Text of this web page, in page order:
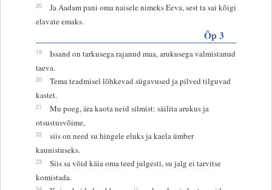
20
Ja Aadam pani oma naisele nimeks Eeva, sest ta sai kõigi
elavate emaks.
Õp 3
19
Issand on tarkusega rajanud maa, arukusega valmistanud
taeva.
20
Tema teadmisel lõhkevad sügavused ja pilved tilguvad
kastet.
21
Mu poeg, ära kaota neid silmist: säilita arukus ja
otsustusvõime,
22
siis on need su hingele eluks ja kaela ümber
kaunistuseks.
23
Siis sa võid käia oma teed julgesti, su jalg ei tarvitse
komistada.